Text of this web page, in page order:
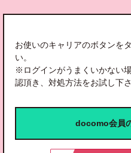
お使いのキャリアのボタンを
い。
※ログインがうまくいかない
認頂き、対処方法をお試し下さ
docomo会員